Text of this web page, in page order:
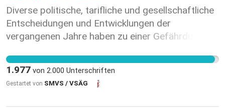
Diverse politische, tarifliche und gesellschaftliche
Entscheidungen und Entwicklungen der
vergangenen Jahre haben zu einer Gefährdung
geführt. Trotz wiederholter Aufrufe, Warnungen
und Vorschläge der Walliser Ärztegesellschaft
(VSÄG) wurden bisher keine nennenswerten
1.977 von 2.000 Unterschriften
Gestartet von SMVS / VSÄG